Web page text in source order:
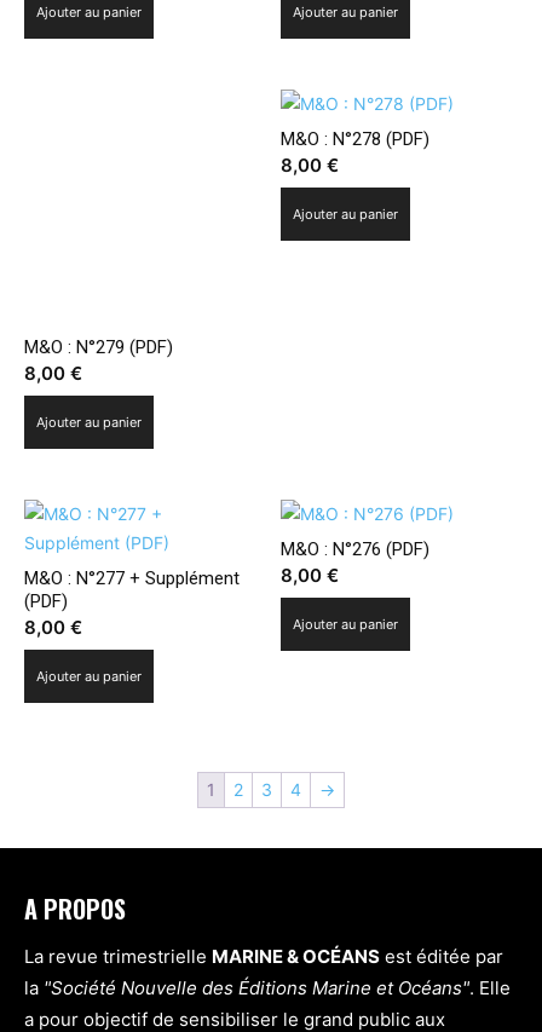
Ajouter au panier Ajouter au panier
M&O : N°279 (PDF)
8,00 €
Ajouter au panier
M&O : N°278 (PDF)
8,00€
Ajouter au panier
M&O : N°277 + Supplément
(PDF)
8,00 €
Ajouter au panier
M&O : N°276 (PDF)
8,00€
Ajouter au panier
1 2 3 4 →
A PROPOS
La revue trimestrielle MARINE & OCÉANS est éditée par
la "Société Nouvelle des Éditions Marine et Océans". Elle
a pour objectif de sensibiliser le grand public aux